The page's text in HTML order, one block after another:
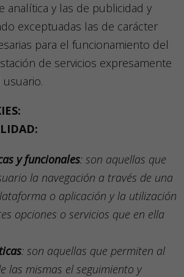
analítica y las de publicidad y
exceptuadas las de carácter
para el funcionamiento del
de servicios expresamente
y funcionales: son aquellas que
la navegación a través de una
o aplicación y la utilización
opciones o servicios que en ella
: son aquellas que permiten al
las mismas el seguimiento y